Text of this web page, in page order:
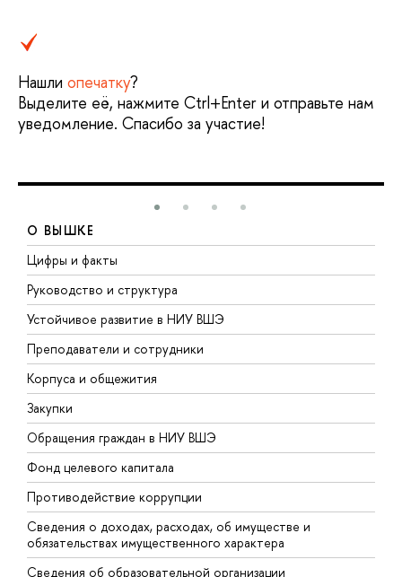
Нашли опечатку?
Выделите её, нажмите Ctrl+Enter и отправьте нам
уведомление. Спасибо за участие!
О ВЫШКЕ
Цифры и факты
Руководство и структура
Устойчивое развитие в НИУ ВШЭ
Преподаватели и сотрудники
Корпуса и общежития
Закупки
Обращения граждан в НИУ ВШЭ
Фонд целевого капитала
Противодействие коррупции
Сведения о доходах, расходах, об имуществе и
обязательствах имущественного характера
Сведения об образовательной организации